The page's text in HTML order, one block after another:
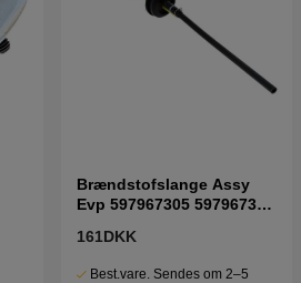
Brændstofslange Assy
Evp 597967305 5979673-
161DKK
Best.vare. Sendes om 2–5